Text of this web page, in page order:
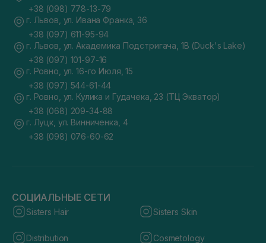
+38 (098) 778-13-79
г. Львов, ул. Ивана Франка, 36
+38 (097) 611-95-94
г. Львов, ул. Академика Подстригача, 1В (Duck's Lake)
+38 (097) 101-97-16
г. Ровно, ул. 16-го Июля, 15
+38 (097) 544-61-44
г. Ровно, ул. Кулика и Гудачека, 23 (ТЦ Экватор)
+38 (068) 209-34-88
г. Луцк, ул. Винниченка, 4
+38 (098) 076-60-62
СОЦИАЛЬНЫЕ СЕТИ
Sisters Hair Sisters Skin
Distribution Cosmetology